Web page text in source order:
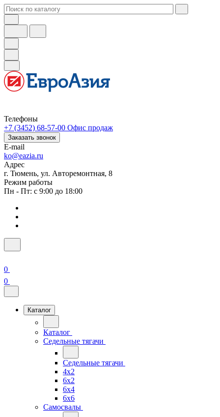
Телефоны
+7 (3452) 68-57-00 Офис продаж
Заказать звонок
E-mail
ko@eazia.ru
Адрес
г. Тюмень, ул. Авторемонтная, 8
Режим работы
Пн - Пт: с 9:00 до 18:00
0
0
Каталог
Каталог
Седельные тягачи
Седельные тягачи
4x2
6x2
6x4
6x6
Самосвалы